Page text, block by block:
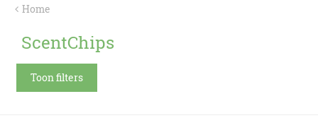
Home
ScentChips
Toon filters